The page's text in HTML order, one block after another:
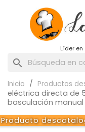
Líder
search
Inicio Productos
eléctrica directa de
basculación manual
Producto